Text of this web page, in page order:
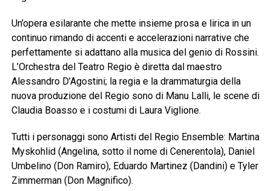
Un’opera esilarante che mette insieme prosa e lirica in un
continuo rimando di accenti e accelerazioni narrative che
perfettamente si adattano alla musica del genio di Rossini.
L’Orchestra del Teatro Regio è diretta dal maestro
Alessandro D’Agostini; la regia e la drammaturgia della
nuova produzione del Regio sono di Manu Lalli, le scene di
Claudia Boasso e i costumi di Laura Viglione.
Tutti i personaggi sono Artisti del Regio Ensemble: Martina
Myskohlid (Angelina, sotto il nome di Cenerentola), Daniel
Umbelino (Don Ramiro), Eduardo Martinez (Dandini) e Tyler
Zimmerman (Don Magnifico).